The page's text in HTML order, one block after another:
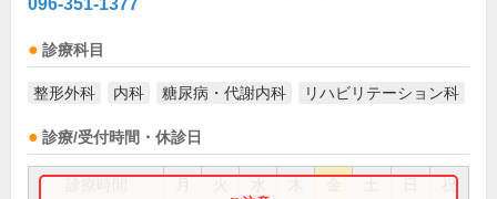
096-351-1377
診療科目
整形外科 内科 糖尿病・代謝内科 リハビリテーション科
診療/受付時間・休診日
祝